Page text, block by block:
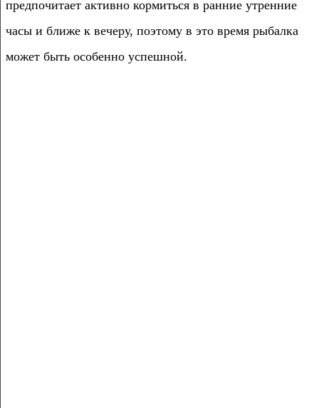
предпочитает активно кормиться в ранние утренние
часы и ближе к вечеру, поэтому в это время рыбалка
может быть особенно успешной.